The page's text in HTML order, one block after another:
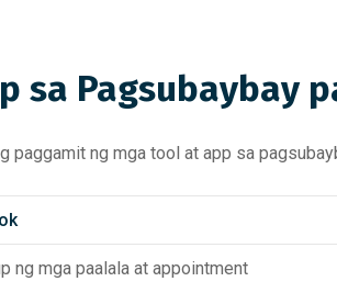
sa Pagsubaybay
paggamit ng mga tool at app sa
ng mga paalala at appointment